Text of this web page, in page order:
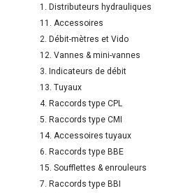
1. Distributeurs hydrauliques
11. Accessoires
2. Débit-mètres et Vido
12. Vannes & mini-vannes
3. Indicateurs de débit
13. Tuyaux
4. Raccords type CPL
5. Raccords type CMI
14. Accessoires tuyaux
6. Raccords type BBE
15. Soufflettes & enrouleurs
7. Raccords type BBI